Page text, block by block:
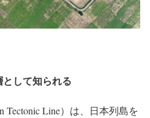
して知られる
Tectonic Line）は、日本列島を